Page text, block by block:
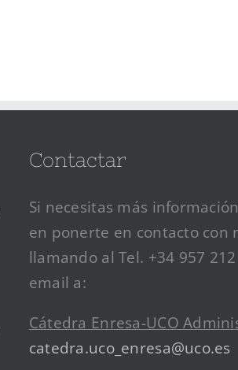
Contactar
Si necesitas más
en ponerte en contacto con
llamando al Tel. +34 957
email a:
Cátedra Enresa-UCO
catedra.uco_enresa@uco.es